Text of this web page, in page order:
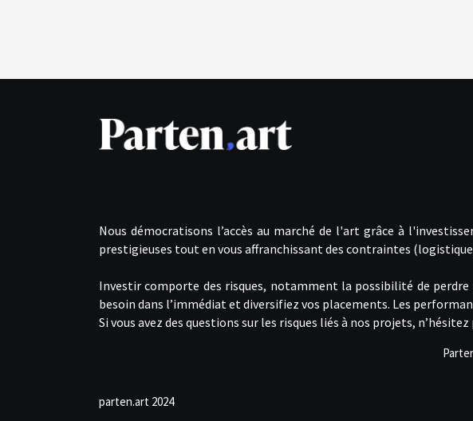
Nous démocratisons l’accès au marché de l'art grâce à
prestigieuses tout en vous affranchissant des contraintes
Investir comporte des risques, notamment la possibilité de
besoin dans l’immédiat et diversifiez vos placements. Les
Si vous avez des questions sur les risques liés à nos projets,
parten.art 2024